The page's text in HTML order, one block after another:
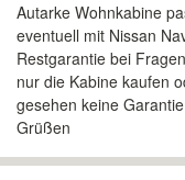
Autarke Wohnkabine
eventuell mit Nissan
Restgarantie bei
nur die Kabine kaufen
gesehen keine
Grüßen